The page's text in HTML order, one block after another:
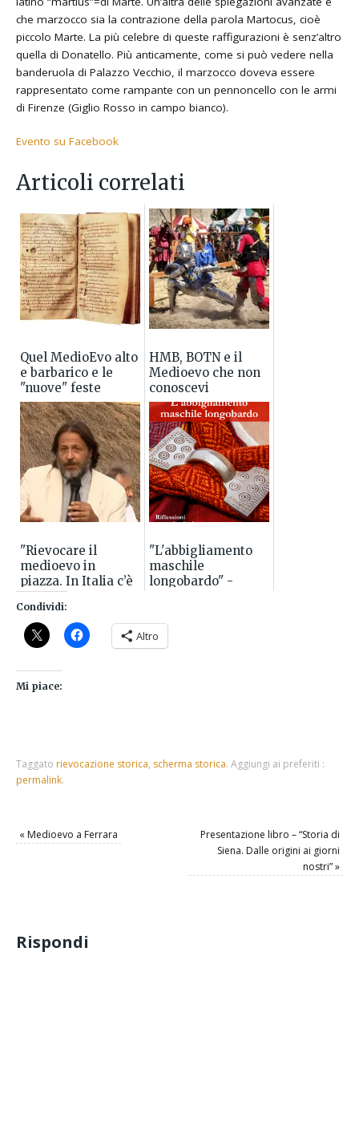
che marzocco sia la contrazione della parola Martocus, cioè
piccolo Marte. La più celebre di queste raffigurazioni è senz’altro
quella di Donatello. Più anticamente, come si può vedere nella
banderuola di Palazzo Vecchio, il marzocco doveva essere
rappresentato come rampante con un pennoncello con le armi
di Firenze (Giglio Rosso in campo bianco).
Evento su Facebook
Articoli correlati
Quel MedioEvo alto
e barbarico e le
"nuove" feste
medievali
HMB, BOTN e il
Medioevo che non
conoscevi
"Rievocare il
medioevo in
piazza. In Italia c’è
molto da imparare"
un articolo di
Marco Valenti per
...
"L'abbigliamento
maschile
longobardo" -
Condividi:
Altro
Mi piace:
Taggato rievocazione storica, scherma storica. Aggiungi ai preferiti :
permalink.
« Medioevo a Ferrara
Presentazione libro – “Storia di
Siena. Dalle origini ai giorni
nostri”»
Rispondi